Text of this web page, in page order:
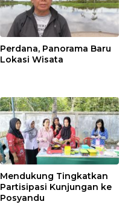
Perdana, Panorama Baru
Lokasi Wisata
Mendukung Tingkatkan
Partisipasi Kunjungan ke
Posyandu